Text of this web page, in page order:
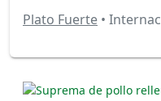
Plato Fuerte •